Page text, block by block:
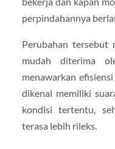
perpindahannya
Perubahan tersebut
mudah diterima
menawarkan
dikenal memiliki
kondisi tertentu,
terasa lebih rileks.